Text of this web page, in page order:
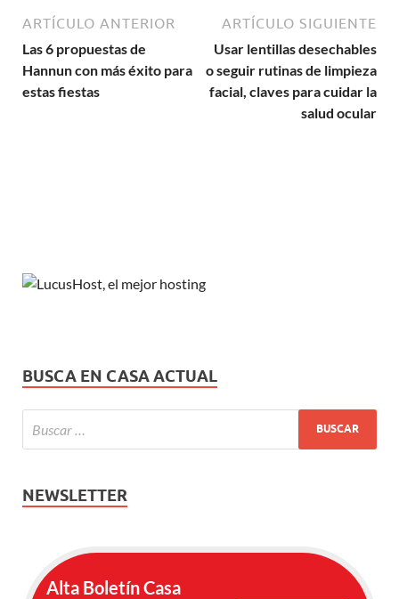
ARTÍCULO ANTERIOR
Las 6 propuestas de
Hannun con más éxito para
estas fiestas
ARTÍCULO SIGUIENTE
Usar lentillas desechables
o seguir rutinas de limpieza
facial, claves para cuidar la
salud ocular
BUSCA EN CASA ACTUAL
NEWSLETTER
Alta Boletín Casa